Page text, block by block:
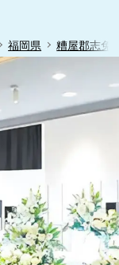
福岡県 糟屋郡志免